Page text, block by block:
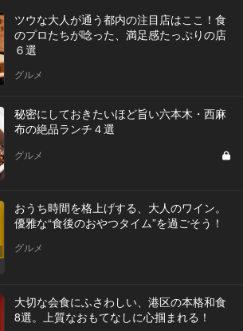
ツウな大人が通う都内の注目店はここ！食
のプロたちが唸った、満足感たっぷりの店
６選
グルメ
秘密にしておきたいほど旨い六本木・西麻
布の絶品ランチ４選
グルメ
おうち時間を格上げする、大人のワイン。
優雅な“食後のおやつタイム”を過ごそう！
グルメ
大切な会食にふさわしい、港区の本格和食
8選。上質なおもてなしに心掴まれる！